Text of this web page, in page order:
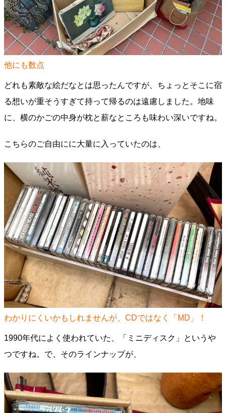
他にも数点
どれも素敵な絵だなとは思ったんですが、ちょっとそこに宿
る想いが重そうすぎて持って帰るのは遠慮しました。地味
に、横のかごの中身が枕と薪なところも味わい深いですね。
こちらのご自由にに大量に入っていたのは、
わかりにくいかもしれませんが、CDではなく「MD」！
1990年代によく使われていた、「ミニディスク」というや
つですね。で、そのラインナップが、